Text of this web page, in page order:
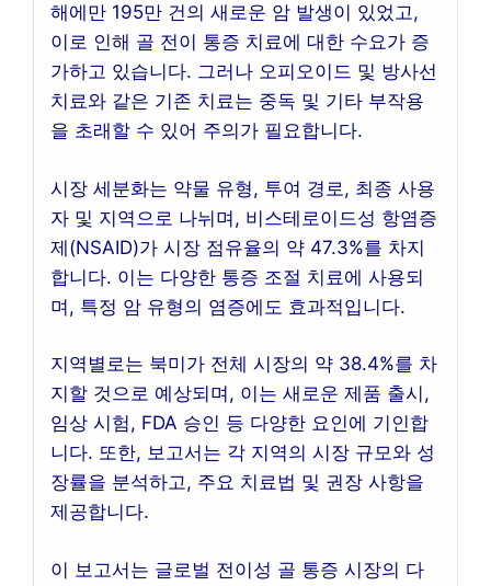
해에만 195만 건의 새로운 암 발생이 있었고,
이로 인해 골 전이 통증 치료에 대한 수요가 증
가하고 있습니다. 그러나 오피오이드 및 방사선
치료와 같은 기존 치료는 중독 및 기타 부작용
을 초래할 수 있어 주의가 필요합니다.
시장 세분화는 약물 유형, 투여 경로, 최종 사용
자 및 지역으로 나뉘며, 비스테로이드성 항염증
제(NSAID)가 시장 점유율의 약 47.3%를 차지
합니다. 이는 다양한 통증 조절 치료에 사용되
며, 특정 암 유형의 염증에도 효과적입니다.
지역별로는 북미가 전체 시장의 약 38.4%를 차
지할 것으로 예상되며, 이는 새로운 제품 출시,
임상 시험, FDA 승인 등 다양한 요인에 기인합
니다. 또한, 보고서는 각 지역의 시장 규모와 성
장률을 분석하고, 주요 치료법 및 권장 사항을
제공합니다.
이 보고서는 글로벌 전이성 골 통증 시장의 다